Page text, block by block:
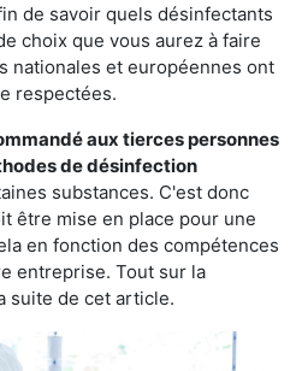
de savoir quels désinfectants
choix que vous aurez à faire
nationales et européennes ont
respectées.
aux tierces personnes
de désinfection
substances. C'est donc
être mise en place pour une
en fonction des compétences
entreprise. Tout sur la
suite de cet article.